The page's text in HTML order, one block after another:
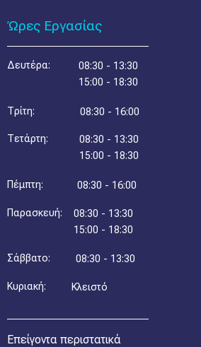
Ώρες Εργασίας
Δευτέρα:
08:30 - 13:30
15:00 - 18:30
Τρίτη: 08:30 - 16:00
Τετάρτη:
08:30 - 13:30
15:00 - 18:30
Πέμπτη: 08:30 - 16:00
Παρασκευή:
08:30 - 13:30
15:00 - 18:30
Σάββατο: 08:30 - 13:30
Κυριακή: Κλειστό
Επείγοντα περιστατικά